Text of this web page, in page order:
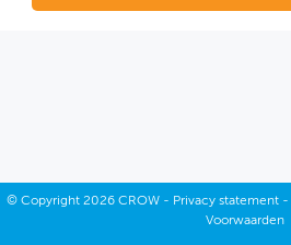
© Copyright2026 CROW - Privacy statement-
Voorwaarden